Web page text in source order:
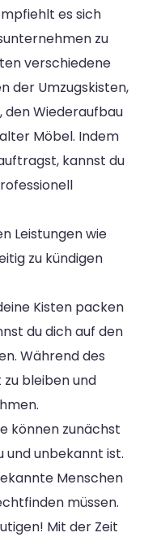
es sich
zu
verschiedene
der Umzugskisten,
Wiederaufbau
Möbel. Indem
kannst du
Leistungen wie
zu kündigen
Kisten packen
du dich auf den
Während des
bleiben und
können zunächst
und unbekannt ist.
Menschen
müssen.
Mit der Zeit